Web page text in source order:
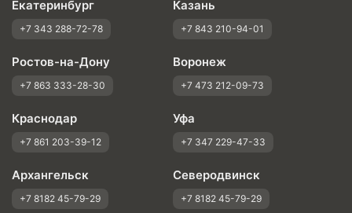
Екатеринбург
+7 343 288-72-78
Казань
+7 843 210-94-01
Ростов-на-Дону
+7 863 333-28-30
Воронеж
+7 473 212-09-73
Краснодар
+7 861 203-39-12
Уфа
+7 347 229-47-33
Архангельск
+7 8182 45-79-29
Северодвинск
+7 8182 45-79-29